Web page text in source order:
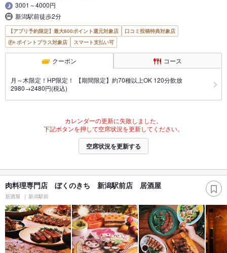
3001～4000円
新潟駅前徒歩2分
【アプリ予約限定】最大800ポイント還元対象店
口コミ投稿特典対象店
ポイントプラス対象店
スマート支払い可
クーポン コース
月～木限定！HP限定！ 【期間限定】約70種以上OK 120分飲放
2980→2480円(税込)
カレンダーの更新に失敗しました。
下記ボタンを押して空席状況を更新してください。
空席状況を更新する
肉料理専門店 ぼくのきち 新潟駅前店 居酒屋
居酒屋 新潟駅前